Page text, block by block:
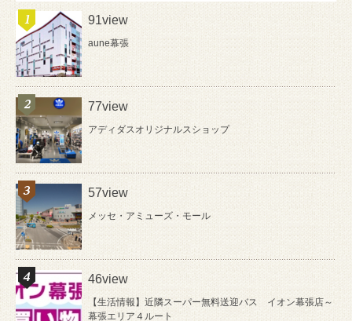
91view
aune幕張
77view
アディダスオリジナルスショップ
57view
メッセ・アミューズ・モール
46view
【生活情報】近隣スーパー無料送迎バス イオン幕張店～
幕張エリア４ルート